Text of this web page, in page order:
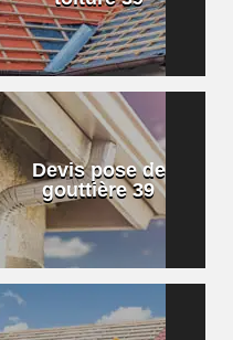
Devis pose de
gouttière 39